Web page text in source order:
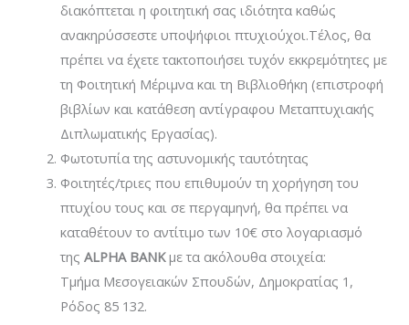
διακόπτεται η φοιτητική σας ιδιότητα καθώς
ανακηρύσσεστε υποψήφιοι πτυχιούχοι.Τέλος, θα
πρέπει να έχετε τακτοποιήσει τυχόν εκκρεμότητες με
τη Φοιτητική Μέριμνα και τη Βιβλιοθήκη (επιστροφή
βιβλίων και κατάθεση αντίγραφου Μεταπτυχιακής
Διπλωματικής Εργασίας).
Φωτοτυπία της αστυνομικής ταυτότητας
Φοιτητές/τριες που επιθυμούν τη χορήγηση του
πτυχίου τους και σε περγαμηνή, θα πρέπει να
καταθέτουν το αντίτιμο των 10€ στο λογαριασμό
τηςALPHA BANKμε τα ακόλουθα στοιχεία:
Τμήμα Μεσογειακών Σπουδών, Δημοκρατίας 1,
Ρόδος 85 132.